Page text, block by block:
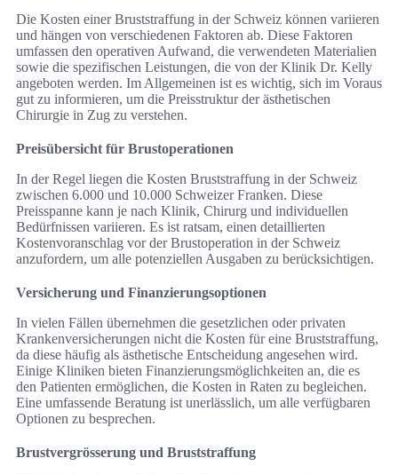
Die Kosten einer Bruststraffung in der Schweiz können variieren
und hängen von verschiedenen Faktoren ab. Diese Faktoren
umfassen den operativen Aufwand, die verwendeten Materialien
sowie die spezifischen Leistungen, die von der Klinik Dr. Kelly
angeboten werden. Im Allgemeinen ist es wichtig, sich im Voraus
gut zu informieren, um die Preisstruktur der ästhetischen
Chirurgie in Zug zu verstehen.
Preisübersicht für Brustoperationen
In der Regel liegen die Kosten Bruststraffung in der Schweiz
zwischen 6.000 und 10.000 Schweizer Franken. Diese
Preisspanne kann je nach Klinik, Chirurg und individuellen
Bedürfnissen variieren. Es ist ratsam, einen detaillierten
Kostenvoranschlag vor der Brustoperation in der Schweiz
anzufordern, um alle potenziellen Ausgaben zu berücksichtigen.
Versicherung und Finanzierungsoptionen
In vielen Fällen übernehmen die gesetzlichen oder privaten
Krankenversicherungen nicht die Kosten für eine Bruststraffung,
da diese häufig als ästhetische Entscheidung angesehen wird.
Einige Kliniken bieten Finanzierungsmöglichkeiten an, die es
den Patienten ermöglichen, die Kosten in Raten zu begleichen.
Eine umfassende Beratung ist unerlässlich, um alle verfügbaren
Optionen zu besprechen.
Brustvergrösserung und Bruststraffung